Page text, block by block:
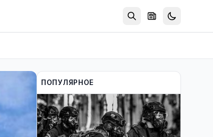
ПОПУЛЯРНОЕ